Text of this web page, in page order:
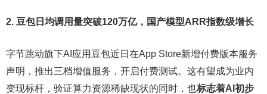
2. 豆包日均调用量突破120万亿，国产模型ARR指数级增长
字节跳动旗下AI应用豆包近日在App Store新增付费版本服务
声明，推出三档增值服务，开启付费测试。这有望成为业内
变现标杆，验证算力资源稀缺现状的同时，也标志着AI初步